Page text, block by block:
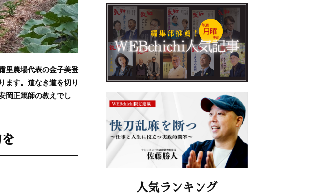
里農場代表の金子美登
ます。道なき道を切り
岡正篤師の教えでし
人気ランキング